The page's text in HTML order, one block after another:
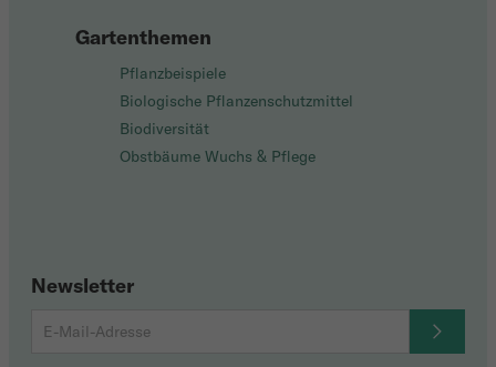
Gartenthemen
Pflanzbeispiele
Biologische Pflanzenschutzmittel
Biodiversität
Obstbäume Wuchs & Pflege
Newsletter